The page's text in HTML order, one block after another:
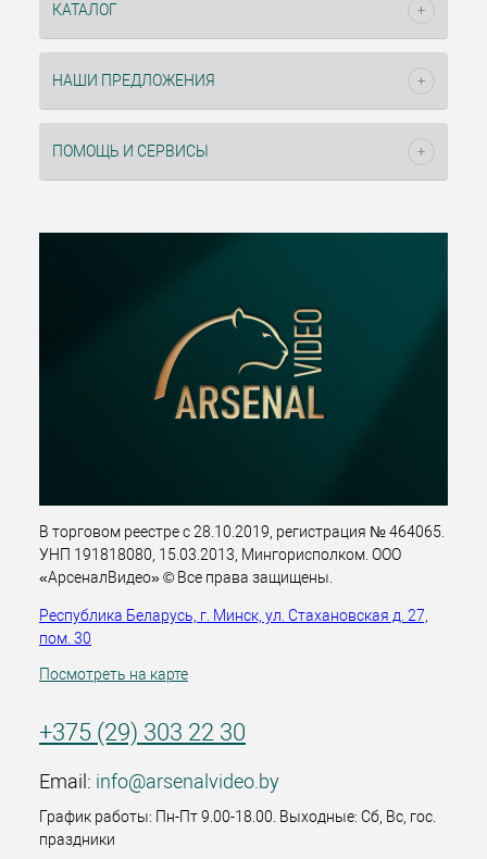
КАТАЛОГ
НАШИ ПРЕДЛОЖЕНИЯ
ПОМОЩЬ И СЕРВИСЫ
В торговом реестре с 28.10.2019, регистрация № 464065.
УНП 191818080, 15.03.2013, Мингорисполком. ООО
«АрсеналВидео» © Все права защищены.
Республика Беларусь, г. Минск, ул. Стахановская д. 27,
пом. 30
Посмотреть на карте
+375 (29) 303 22 30
Email: info@arsenalvideo.by
График работы: Пн-Пт 9.00-18.00. Выходные: Сб, Вс, гос.
праздники